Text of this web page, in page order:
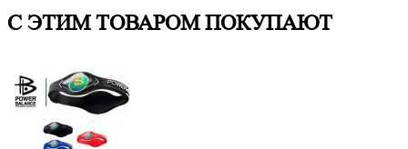
С ЭТИМ ТОВАРОМ ПОКУПАЮТ